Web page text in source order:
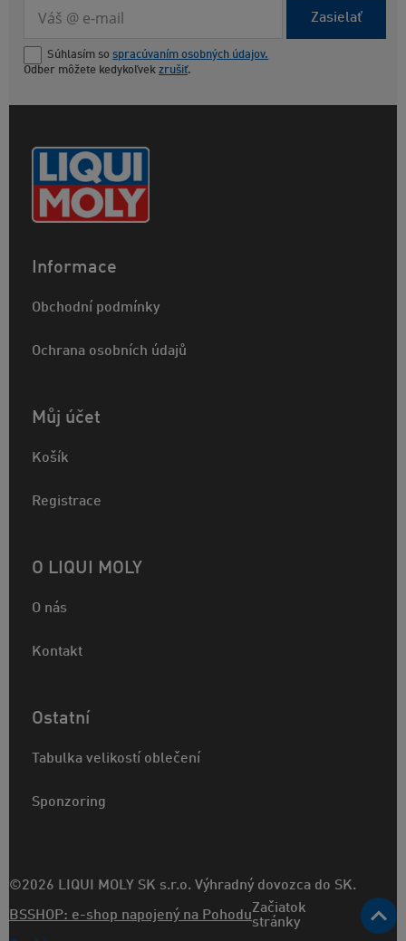
Zasielať
Súhlasím so spracúvaním osobných údajov.
Odber môžete kedykoľvek zrušiť.
Informace
Obchodní podmínky
Ochrana osobních údajů
Můj účet
Košík
Registrace
O LIQUI MOLY
O nás
Kontakt
Ostatní
Tabulka velikostí oblečení
Sponzoring
©2026 LIQUI MOLY SK s.r.o. Výhradný dovozca do SK.
BSSHOP: e-shop napojený na PohoduZačiatok
stránky